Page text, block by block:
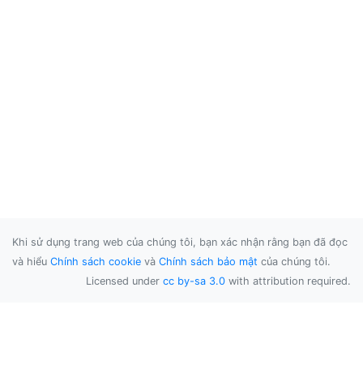
Khi sử dụng trang web của chúng tôi, bạn xác nhận rằng bạn đã đọc
và hiểu Chính sách cookie và Chính sách bảo mật của chúng tôi.
Licensed under cc by-sa 3.0 with attribution required.